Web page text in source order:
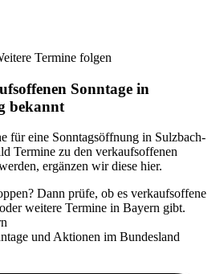
Termine folgen
Sonntage in
bekannt
für eine Sonntagsöffnung in Sulzbach-
Termine zu den verkaufsoffenen
ergänzen wir diese hier.
Dann prüfe, ob es verkaufsoffene
weitere Termine in Bayern gibt.
und Aktionen im Bundesland